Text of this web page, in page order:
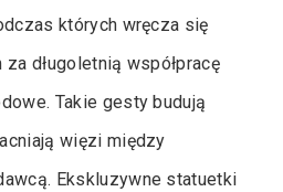
których wręcza się
długoletnią współpracę
Takie gesty budują
więzi między
Ekskluzywne statuetki